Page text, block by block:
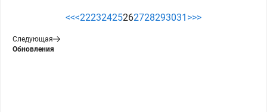
<<<22232425262728293031 >>>
Следующая
Обновления